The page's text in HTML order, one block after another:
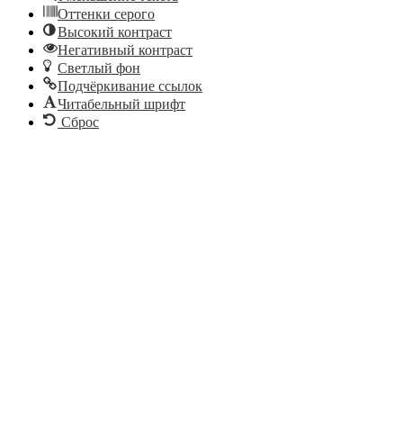
Оттенки серого
Высокий контраст
Негативный контраст
Светлый фон
Подчёркивание ссылок
Читабельный шрифт
Сброс